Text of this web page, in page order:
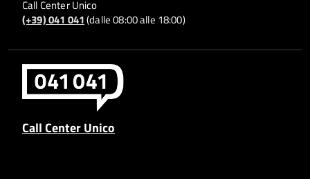
Call Center Unico
(+39) 041 041(dalle 08:00 alle 18:00)
Call Center Unico